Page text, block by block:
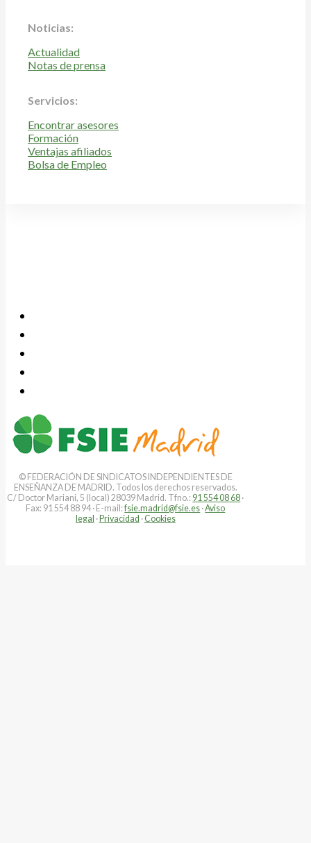
Noticias:
Actualidad
Notas de prensa
Servicios:
Encontrar asesores
Formación
Ventajas afiliados
Bolsa de Empleo
© FEDERACIÓN DE SINDICATOS INDEPENDIENTES DE
ENSEÑANZA DE MADRID. Todos los derechos reservados.
C/ Doctor Mariani, 5 (local) 28039 Madrid. Tfno.: 91 554 08 68 ·
Fax: 91 554 88 94 · E-mail:fsie.madrid@fsie.es ·Aviso
legal ·Privacidad · Cookies